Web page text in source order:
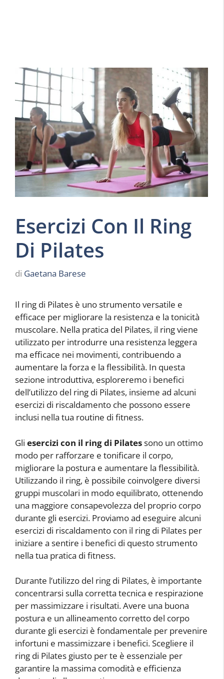
Esercizi Con Il Ring
Di Pilates
di Gaetana Barese
Il ring di Pilates è uno strumento versatile e
efficace per migliorare la resistenza e la tonicità
muscolare. Nella pratica del Pilates, il ring viene
utilizzato per introdurre una resistenza leggera
ma efficace nei movimenti, contribuendo a
aumentare la forza e la flessibilità. In questa
sezione introduttiva, esploreremo i benefici
dell’utilizzo del ring di Pilates, insieme ad alcuni
esercizi di riscaldamento che possono essere
inclusi nella tua routine di fitness.
Gli esercizi con il ring di Pilatessono un ottimo
modo per rafforzare e tonificare il corpo,
migliorare la postura e aumentare la flessibilità.
Utilizzando il ring, è possibile coinvolgere diversi
gruppi muscolari in modo equilibrato, ottenendo
una maggiore consapevolezza del proprio corpo
durante gli esercizi. Proviamo ad eseguire alcuni
esercizi di riscaldamento con il ring di Pilates per
iniziare a sentire i benefici di questo strumento
nella tua pratica di fitness.
Durante l’utilizzo del ring di Pilates, è importante
concentrarsi sulla corretta tecnica e respirazione
per massimizzare i risultati. Avere una buona
postura e un allineamento corretto del corpo
durante gli esercizi è fondamentale per prevenire
infortuni e massimizzare i benefici. Scegliere il
ring di Pilates giusto per te è essenziale per
garantire la massima comodità e efficienza